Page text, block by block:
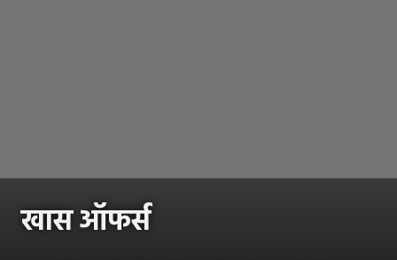
खास ऑफर्स